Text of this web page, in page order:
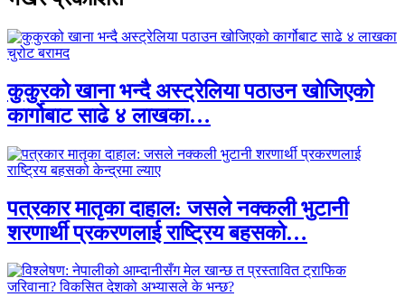
कुकुरको खाना भन्दै अस्ट्रेलिया पठाउन खोजिएको
कार्गोबाट साढे ४ लाखका…
पत्रकार मातृका दाहाल: जसले नक्कली भुटानी
शरणार्थी प्रकरणलाई राष्ट्रिय बहसको…